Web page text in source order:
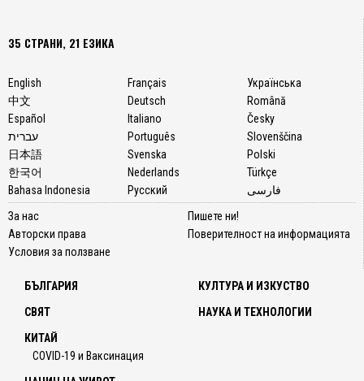
35 СТРАНИ, 21 ЕЗИКА
English
中文
Español
עברית
日本語
한국어
Bahasa Indonesia
Français
Deutsch
Italiano
Português
Svenska
Nederlands
Русский
Українська
Română
Česky
Slovenščina
Polski
Türkçe
فارسی
За нас
Авторски права
Условия за ползване
Пишете ни!
Поверителност на информацията
БЪЛГАРИЯ
СВЯТ
КИТАЙ
COVID-19 и Ваксинация
КУЛТУРА И ИЗКУСТВО
НАУКА И ТЕХНОЛОГИИ